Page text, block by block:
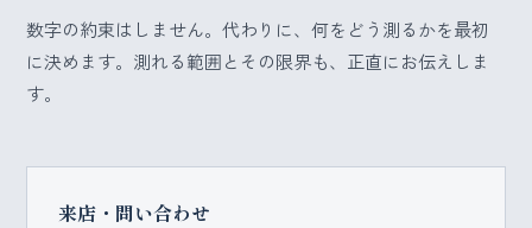
数字の約束はしません。代わりに、何をどう測るかを最初
に決めます。測れる範囲とその限界も、正直にお伝えしま
す。
来店・問い合わせ